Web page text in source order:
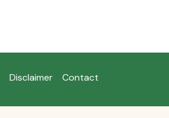
Disclaimer Contact